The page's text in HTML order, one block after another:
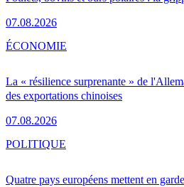
07.08.2026
La « résilience surprenante » de
des exportations chinoises
07.08.2026
ÉCONOMIE
Quatre pays européens mettent en
POLITIQUE